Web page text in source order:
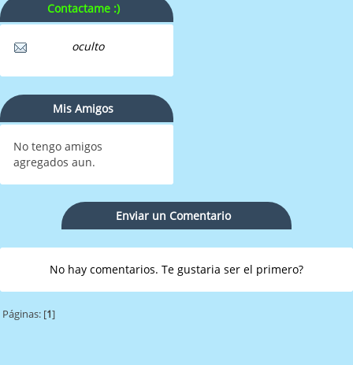
Contactame :)
oculto
Mis Amigos
No tengo amigos
agregados aun.
Enviar un Comentario
No hay comentarios. Te gustaria ser el primero?
Páginas: [1]